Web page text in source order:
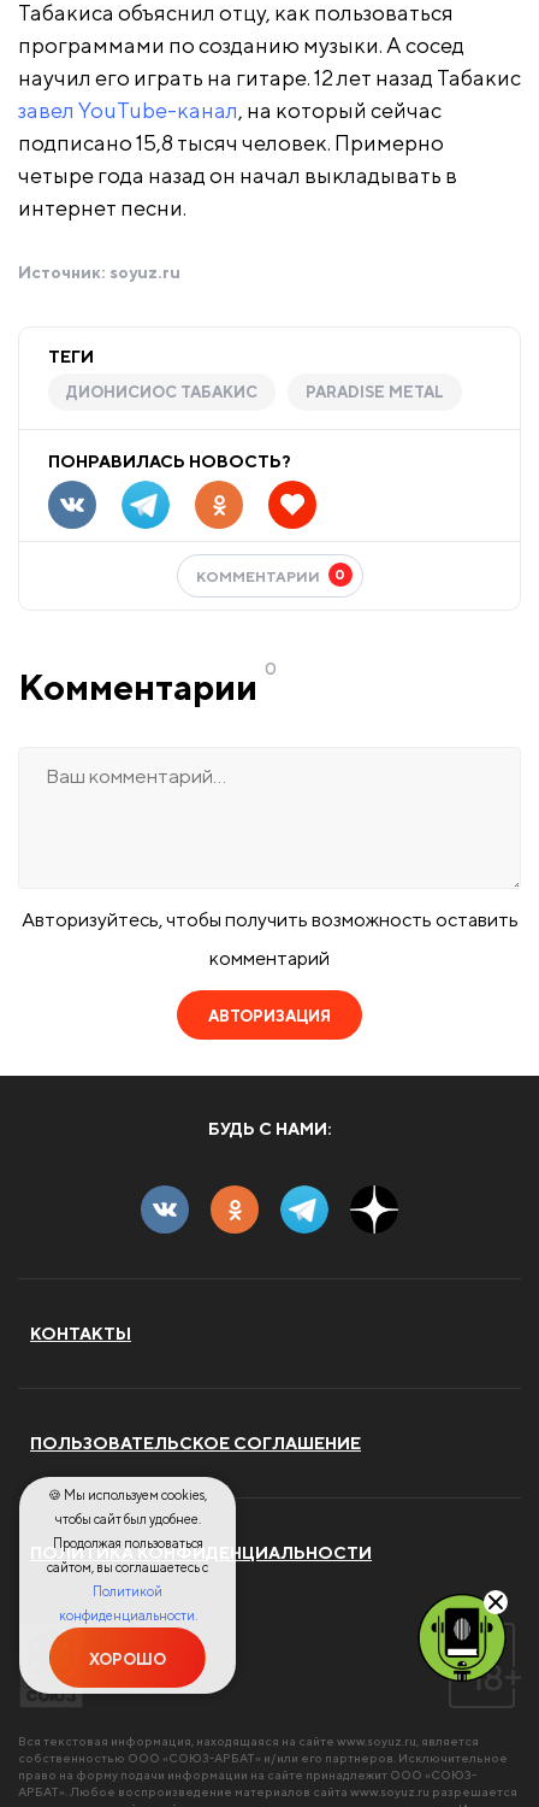
Табакиса объяснил отцу, как пользоваться
программами по созданию музыки. А сосед
научил его играть на гитаре. 12 лет назад Табакис
завел YouTube-канал, на который сейчас
подписано 15,8 тысяч человек. Примерно
четыре года назад он начал выкладывать в
интернет песни.
Источник: soyuz.ru
ТЕГИ
ДИОНИСИОС ТАБАКИС PARADISE METAL
ПОНРАВИЛАСЬ НОВОСТЬ?
КОММЕНТАРИИ 0
Комментарии 0
Авторизуйтесь, чтобы получить возможность оставить
комментарий
АВТОРИЗАЦИЯ
БУДЬ С НАМИ:
КОНТАКТЫ
ПОЛЬЗОВАТЕЛЬСКОЕ СОГЛАШЕНИЕ
ПОЛИТИКА КОНФИДЕНЦИАЛЬНОСТИ
Вся текстовая информация, находящаяся на сайте www.soyuz.ru, является
собственностью ООО «СОЮЗ-АРБАТ» и/или его партнеров. Исключительное
право на форму подачи информации на сайте принадлежит ООО «СОЮЗ-
АРБАТ». Любое воспроизведение материалов сайта www.soyuz.ru разрешается
🍪 Мы используем cookies,
чтобы сайт был удобнее.
Продолжая пользоваться
сайтом, вы соглашаетесь с
Политикой
конфиденциальности.
ХОРОШО